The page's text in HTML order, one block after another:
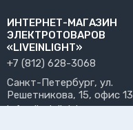
ИНТЕРНЕТ-МАГАЗИН
ЭЛЕКТРОТОВАРОВ
«LIVEINLIGHT»
+7 (812) 628-3068
Санкт-Петербург, ул.
Решетникова, 15, офис 13
info@liveinlight.ru